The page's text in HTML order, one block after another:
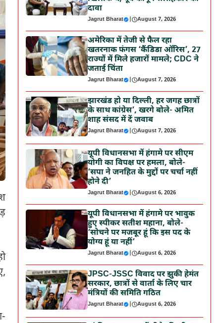
दावा
Jagrut Bharat | August 7, 2026
अमेरिका में तेजी से फैल रहा
खतरनाक फंगस ‘कैंडिडा ऑरिस’, 27
राज्यों में मिले हजारों मामले; CDC ने
जताई चिंता
Jagrut Bharat | August 7, 2026
झारखंड हो या दिल्ली, हर जगह छात्रों
के साथ कांग्रेस’, खरगे बोले- अमित
शाह संसद में दें जवाब
Jagrut Bharat | August 7, 2026
यूपी विधानसभा में हंगामे पर सीएम
योगी का विपक्ष पर हमला, बोले-
‘सपा ने जनहित के मुद्दों पर चर्चा नहीं
होने दी’
Jagrut Bharat | August 6, 2026
यूपी विधानसभा में हंगामे पर भावुक
हुए स्पीकर सतीश महाना, बोले-
‘सोचने पर मजबूर हूं कि इस पद के
योग्य हूं या नहीं’
Jagrut Bharat | August 6, 2026
JPSC-JSSC विवाद पर झुकी हेमंत
सरकार, छात्रों से वार्ता के लिए चार
मंत्रियों की समिति गठित
Jagrut Bharat | August 6, 2026